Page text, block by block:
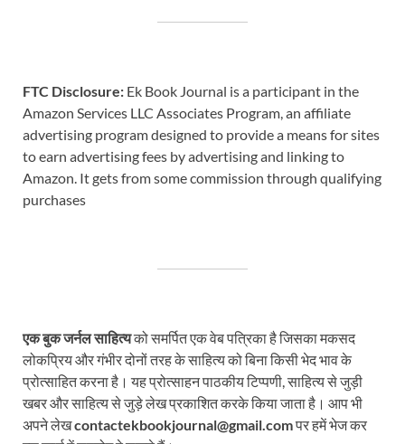
FTC Disclosure: Ek Book Journal is a participant in the
Amazon Services LLC Associates Program, an affiliate
advertising program designed to provide a means for sites
to earn advertising fees by advertising and linking to
Amazon. It gets from some commission through qualifying
purchases
एक बुक जर्नल साहित्यको समर्पित एक वेब पत्रिका है जिसका मकसद
लोकप्रिय और गंभीर दोनों तरह के साहित्य को बिना किसी भेद भाव के
प्रोत्साहित करना है। यह प्रोत्साहन पाठकीय टिप्पणी, साहित्य से जुड़ी
खबर और साहित्य से जुड़े लेख प्रकाशित करके किया जाता है। आप भी
अपने लेखcontactekbookjournal@gmail.comपर हमें भेज कर